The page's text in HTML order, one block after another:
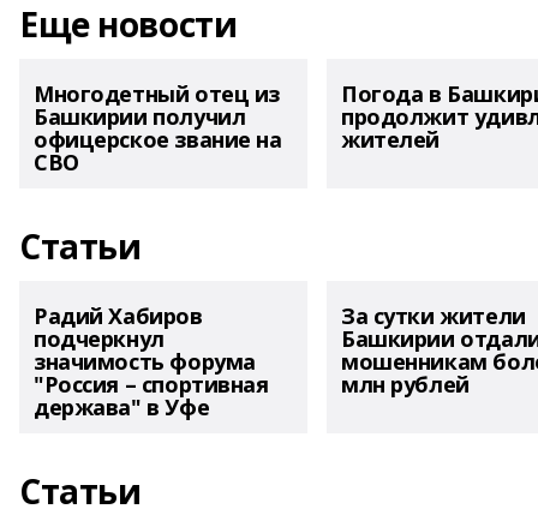
Еще новости
Многодетный отец из
Башкирии получил
офицерское звание на
СВО
Погода в
продолжит
жителей
Статьи
Радий Хабиров
подчеркнул
значимость форума
"Россия – спортивная
держава" в Уфе
За сутки жители
Башкирии
мошенникам
млн рублей
Статьи